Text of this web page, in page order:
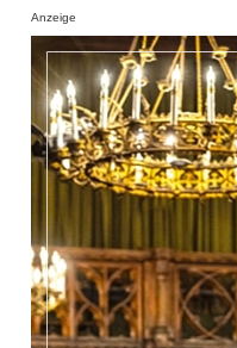
Anzeige